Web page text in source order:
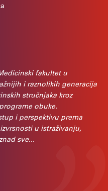
fakultet u
i raznolikih generacija
stručnjaka kroz
obuke.
i perspektivu prema
u istraživanju,
sve...